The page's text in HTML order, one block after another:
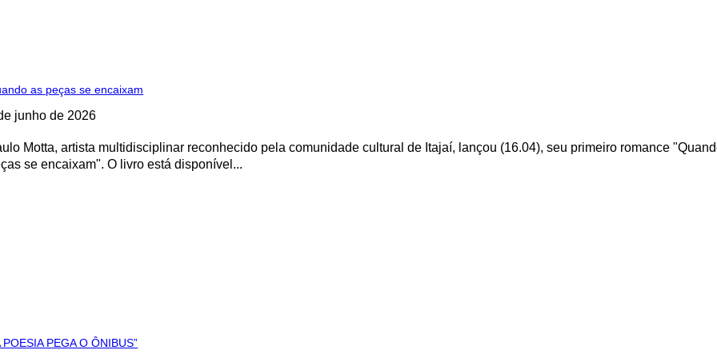
as peças se encaixam
junho de 2026
Motta, artista multidisciplinar reconhecido pela comunidade cultural de Itajaí, lançou (16.04), seu primeiro romance
se encaixam". O livro está disponível...
POESIA PEGA O ÔNIBUS”